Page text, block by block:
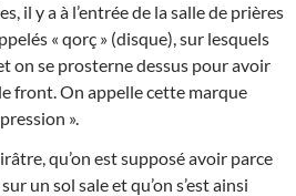
il y a à l’entrée de la salle de prières
« qorç » (disque), sur lesquels
on se prosterne dessus pour avoir
front. On appelle cette marque
».
qu’on est supposé avoir parce
un sol sale et qu’on s’est ainsi